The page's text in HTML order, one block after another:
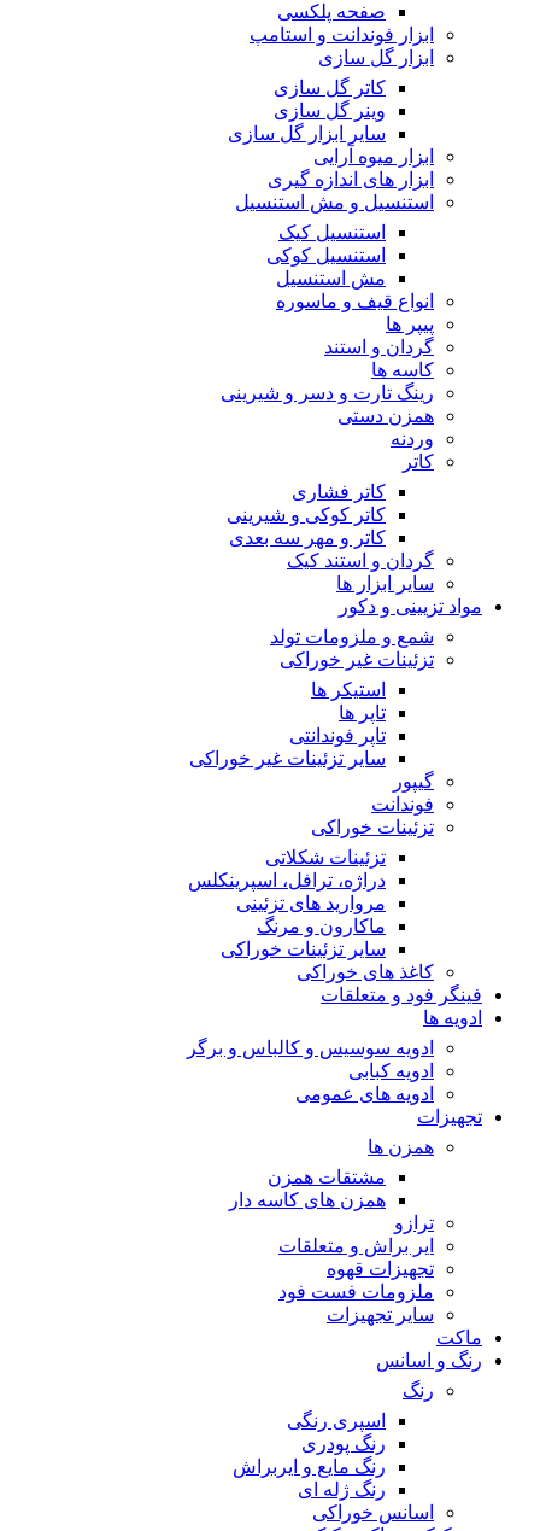
صفحه پلکسی
ابزار فوندانت و استامپ
ابزار گل سازی
کاتر گل سازی
وینر گل سازی
سایر ابزار گل سازی
ابزار میوه آرایی
ابزار های اندازه گیری
استنسیل و مش استنسیل
استنسیل کیک
استنسیل کوکی
مش استنسیل
انواع قیف و ماسوره
پیپر ها
گردان و استند
کاسه ها
رینگ تارت و دسر و شیرینی
همزن دستی
وردنه
کاتر
کاتر فشاری
کاتر کوکی و شیرینی
کاتر و مهر سه بعدی
گردان و استند کیک
سایر ابزار ها
مواد تزیینی و دکور
شمع و ملزومات تولد
تزئینات غیر خوراکی
استیکر ها
تاپر ها
تاپر فوندانتی
سایر تزئینات غیر خوراکی
گیپور
فوندانت
تزئینات خوراکی
تزئینات شکلاتی
دراژه، ترافل، اسپرینکلس
مروارید های تزئینی
ماکارون و مرنگ
سایر تزئینات خوراکی
کاغذ های خوراکی
فینگر فود و متعلقات
ادویه ها
ادویه سوسیس و کالباس و برگر
ادویه کبابی
ادویه های عمومی
تجهیزات
همزن ها
مشتقات همزن
همزن های کاسه دار
ترازو
ایر براش و متعلقات
تجهیزات قهوه
ملزومات فست فود
سایر تجهیزات
ماکت
رنگ و اسانس
رنگ
اسپری رنگی
رنگ پودری
رنگ مایع و ایربراش
رنگ ژله ای
اسانس خوراکی